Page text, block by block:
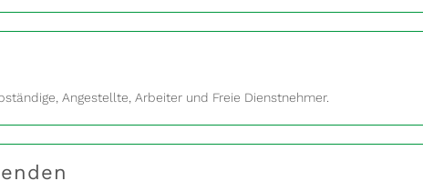
Angestellte, Arbeiter und Freie Dienstnehmer.